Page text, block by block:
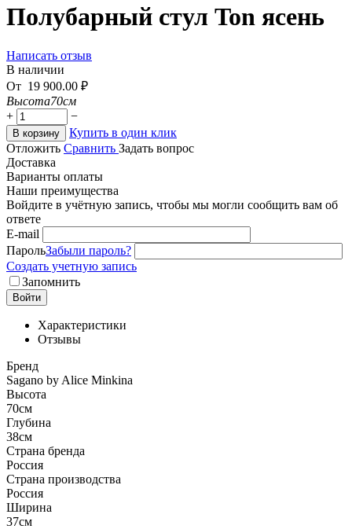
Полубарный стул Ton ясень
Написать отзыв
В наличии
От 19 900.00 ₽
Высота70см
+
−
В корзину
Купить в один клик
Отложить Сравнить Задать вопрос
Доставка
Варианты оплаты
Наши преимущества
Войдите в учётную запись, чтобы мы могли сообщить вам об
ответе
E-mail
ПарольЗабыли пароль?
Создать учетную запись
Запомнить
Войти
Характеристики
Отзывы
Бренд
Sagano by Alice Minkina
Высота
70см
Глубина
38см
Страна бренда
Россия
Страна производства
Россия
Ширина
37см